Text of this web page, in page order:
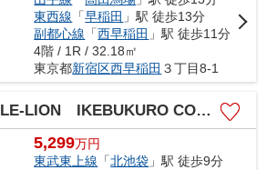
東西線 「早稲田 」駅 徒歩13分
副都心線 「西早稲田 」駅 徒歩11分
4階 / 1R / 32.18㎡
東京都新宿区西早稲田 ３丁目8-1
LE-LION IKEBUKURO COMFORT
5,299万円
東武東上線 「北池袋 」駅 徒歩9分